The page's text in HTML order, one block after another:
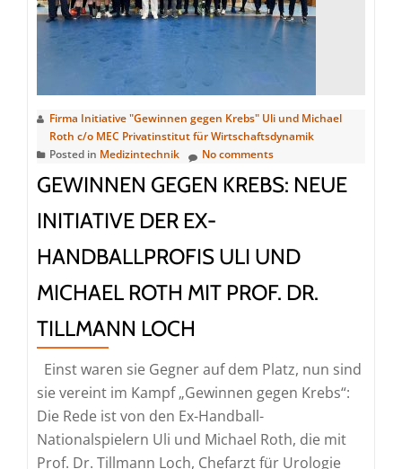
sowie
gründen
Firma Initiative "Gewinnen gegen Krebs" Uli und Michael
Roth c/o MEC Privatinstitut für Wirtschaftsdynamik
Posted in Medizintechnik No comments
GEWINNEN GEGEN KREBS: NEUE
INITIATIVE DER EX-
HANDBALLPROFIS ULI UND
MICHAEL ROTH MIT PROF. DR.
TILLMANN LOCH
Einst waren sie Gegner auf dem Platz, nun sind
sie vereint im Kampf „Gewinnen gegen Krebs“:
Die Rede ist von den Ex-Handball-
Nationalspielern Uli und Michael Roth, die mit
Prof. Dr. Tillmann Loch, Chefarzt für Urologie